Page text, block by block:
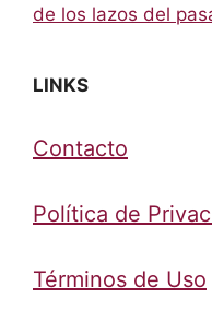
de los lazos del
LINKS
Contacto
Política de
Términos de Uso